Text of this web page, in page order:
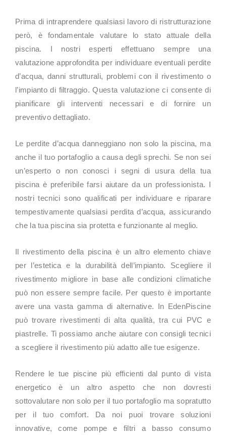
Prima di intraprendere qualsiasi lavoro di ristrutturazione
però, è fondamentale valutare lo stato attuale della
piscina. I nostri esperti effettuano sempre una
valutazione approfondita per individuare eventuali perdite
d’acqua, danni strutturali, problemi con il rivestimento o
l’impianto di filtraggio. Questa valutazione ci consente di
pianificare gli interventi necessari e di fornire un
preventivo dettagliato.
Le perdite d’acqua danneggiano non solo la piscina, ma
anche il tuo portafoglio a causa degli sprechi. Se non sei
un’esperto o non conosci i segni di usura della tua
piscina è preferibile farsi aiutare da un professionista. I
nostri tecnici sono qualificati per individuare e riparare
tempestivamente qualsiasi perdita d’acqua, assicurando
che la tua piscina sia protetta e funzionante al meglio.
Il rivestimento della piscina è un altro elemento chiave
per l’estetica e la durabilità dell’impianto. Scegliere il
rivestimento migliore in base alle condizioni climatiche
può non essere sempre facile. Per questo è importante
avere una vasta gamma di alternative. In EdenPiscine
può trovare rivestimenti di alta qualità, tra cui PVC e
piastrelle. Ti possiamo anche aiutare con consigli tecnici
a scegliere il rivestimento più adatto alle tue esigenze.
Rendere le tue piscine più efficienti dal punto di vista
energetico è un altro aspetto che non dovresti
sottovalutare non solo per il tuo portafoglio ma sopratutto
per il tuo comfort. Da noi puoi trovare soluzioni
innovative, come pompe e filtri a basso consumo